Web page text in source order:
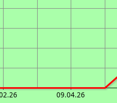
09.04.26